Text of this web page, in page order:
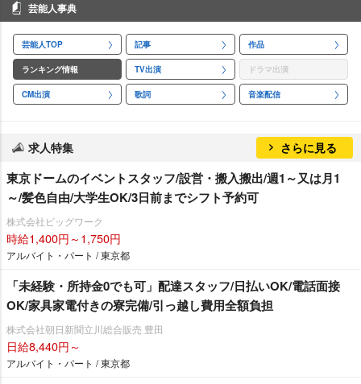
芸能人事典
芸能人TOP 記事 作品
ランキング情報 TV出演 ドラマ出演
CM出演 歌詞 音楽配信
求人特集 さらに見る
東京ドームのイベントスタッフ/設営・搬入搬出/週1～又は月1
～/髪色自由/大学生OK/3日前までシフト予約可
株式会社ビッグワーク
時給1,400円～1,750円
アルバイト・パート / 東京都
「未経験・所持金0でも可」配達スタッフ/日払いOK/電話面接
OK/家具家電付きの寮完備/引っ越し費用全額負担
株式会社朝日新聞立川総合販売 豊田
日給8,440円～
アルバイト・パート / 東京都